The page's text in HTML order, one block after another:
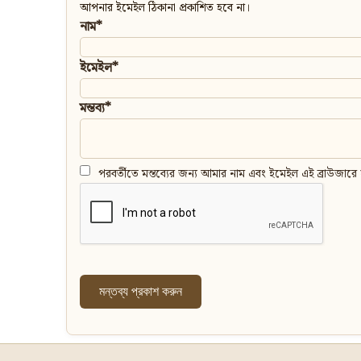
আপনার ইমেইল ঠিকানা প্রকাশিত হবে না।
নাম*
ইমেইল*
মন্তব্য*
পরবর্তীতে মন্তব্যের জন্য আমার নাম এবং ইমেইল এই